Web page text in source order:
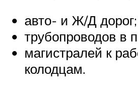
авто- и Ж/Д дорог;
трубопроводов в
магистралей к
колодцам.